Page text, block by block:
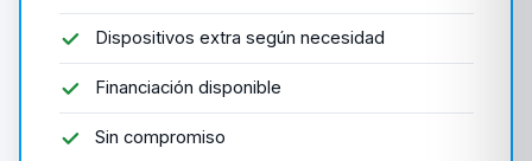
Dispositivos extra según necesidad
Financiación disponible
Sin compromiso